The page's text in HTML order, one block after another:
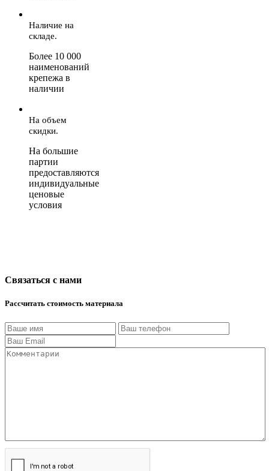
Наличие на
складе.
Более 10 000
наименований
крепежа в
наличии
На объем
скидки.
На большие
партии
предоставляются
индивидуальные
ценовые
условия
Связаться с нами
Рассчитать стоимость материала